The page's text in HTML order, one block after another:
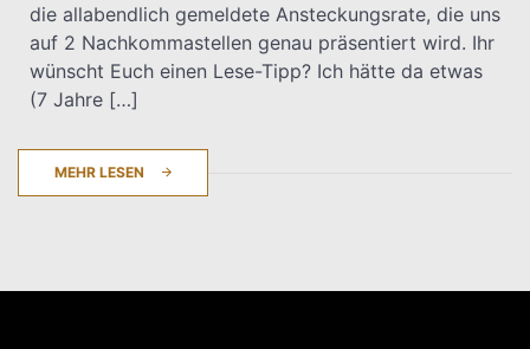
die allabendlich gemeldete Ansteckungsrate, die uns
auf 2 Nachkommastellen genau präsentiert wird. Ihr
wünscht Euch einen Lese-Tipp? Ich hätte da etwas
(7 Jahre […]
MEHR LESEN